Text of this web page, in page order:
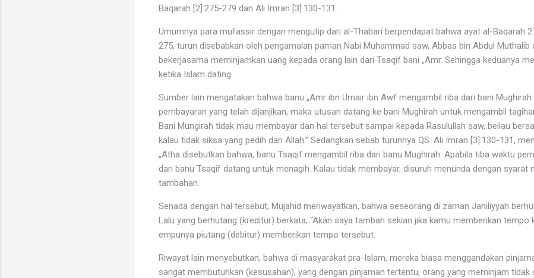
Baqarah [2]:275-279 dan Ali Imran [3]:130-131.
Umumnya para mufassir dengan mengutip dari al-Thabari berpendapat bahwa ayat al-Baqarah
275, turun disebabkan oleh pengamalan paman Nabi Muhammad saw, Abbas bin Abdul Muthalib
bekerjasama meminjamkan uang kepada orang lain dari Tsaqif bani „Amr. Sehingga keduanya
ketika Islam dating.
Sumber lain mengatakan bahwa banu „Amr ibn Umair ibn Awf mengambil riba dari bani
pembayaran yang telah dijanjikan, maka utusan datang ke bani Mughirah untuk mengambil
Bani Mungirah tidak mau membayar dan hal tersebut sampai kepada Rasulullah saw, beliau
kalau tidak siksa yang pedih dari Allah.” Sedangkan sebab turunnya QS. Ali Imran [3]:130-131,
„Atha disebutkan bahwa, banu Tsaqif mengambil riba dari banu Mughirah. Apabila tiba waktu
dari banu Tsaqif datang untuk menagih. Kalau tidak membayar, disuruh menunda dengan syarat
tambahan.
Senada dengan hal tersebut, Mujahid meriwayatkan, bahwa seseorang di zaman Jahiliyyah
Lalu yang berhutang (kreditur) berkata, “Akan saya tambah sekian jika kamu memberikan tempo
empunya piutang (debitur) memberikan tempo tersebut.
Riwayat lain menyebutkan, bahwa di masyarakat pra-Islam, mereka biasa menggandakan
sangat membutuhkan (kesusahan), yang dengan pinjaman tertentu, orang yang meminjam tidak